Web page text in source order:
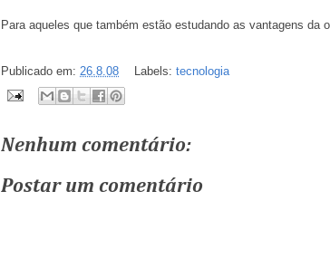
Para aqueles que também estão estudando as vantagens da
Publicado em: 26.8.08 Labels: tecnologia
Nenhum comentário:
Postar um comentário